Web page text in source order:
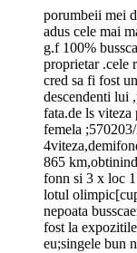
porumbeii mei
adus cele mai
g.f 100%
proprietar .cele
cred sa fi fost
descendenti lui
fata.de ls
femela
865
fonn si 3 x loc
lotul
nepoata
fost la
eu;singele bun